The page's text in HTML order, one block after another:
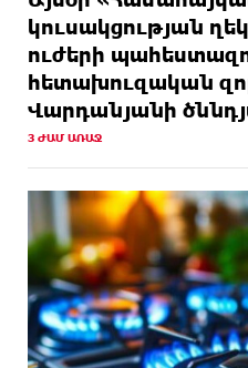
կուսակցության
ուժերի
հետախուզական
Վարդանյանի
3 ԺԱՄ ԱՌԱՋ